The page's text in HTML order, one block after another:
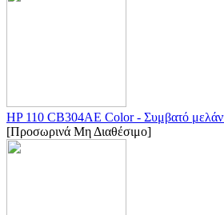
HP 110 CB304AE Color - Συμβατό
[Προσωρινά Μη Διαθέσιμο]